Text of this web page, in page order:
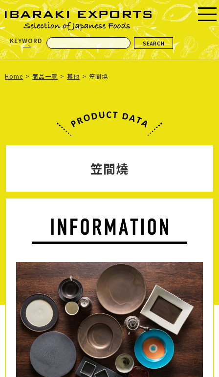
KEYWORD
Home 商品一覽 其他 笠間燒
笠間燒